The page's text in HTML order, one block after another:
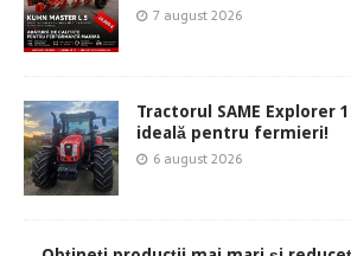
7 august 2026
Tractorul SAME Explorer
ideală pentru fermieri!
6 august 2026